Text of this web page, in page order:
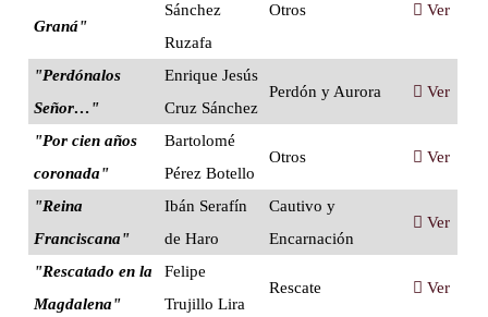
Graná"
Sánchez
Ruzafa
Otros Ver
"Perdónalos
Señor…"
Enrique Jesús
Cruz Sánchez
Perdón y Aurora Ver
"Por cien años
coronada"
Bartolomé
Pérez Botello
Otros Ver
"Reina
Franciscana"
Ibán Serafín
de Haro
Cautivo y
Encarnación
Ver
"Rescatado en la
Magdalena"
Felipe
Trujillo Lira
Rescate Ver